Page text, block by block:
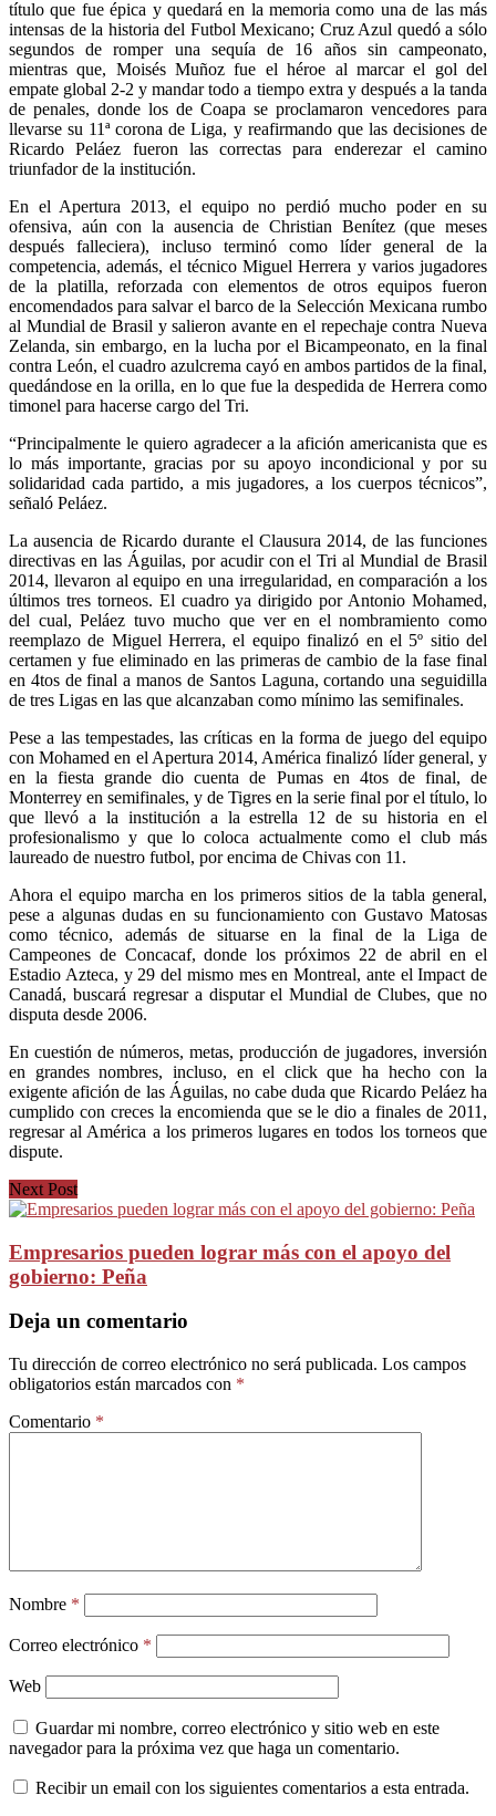
título que fue épica y quedará en la memoria como una de las más
intensas de la historia del Futbol Mexicano; Cruz Azul quedó a sólo
segundos de romper una sequía de 16 años sin campeonato,
mientras que, Moisés Muñoz fue el héroe al marcar el gol del
empate global 2-2 y mandar todo a tiempo extra y después a la tanda
de penales, donde los de Coapa se proclamaron vencedores para
llevarse su 11ª corona de Liga, y reafirmando que las decisiones de
Ricardo Peláez fueron las correctas para enderezar el camino
triunfador de la institución.
En el Apertura 2013, el equipo no perdió mucho poder en su
ofensiva, aún con la ausencia de Christian Benítez (que meses
después falleciera), incluso terminó como líder general de la
competencia, además, el técnico Miguel Herrera y varios jugadores
de la platilla, reforzada con elementos de otros equipos fueron
encomendados para salvar el barco de la Selección Mexicana rumbo
al Mundial de Brasil y salieron avante en el repechaje contra Nueva
Zelanda, sin embargo, en la lucha por el Bicampeonato, en la final
contra León, el cuadro azulcrema cayó en ambos partidos de la final,
quedándose en la orilla, en lo que fue la despedida de Herrera como
timonel para hacerse cargo del Tri.
“Principalmente le quiero agradecer a la afición americanista que es
lo más importante, gracias por su apoyo incondicional y por su
solidaridad cada partido, a mis jugadores, a los cuerpos técnicos”,
señaló Peláez.
La ausencia de Ricardo durante el Clausura 2014, de las funciones
directivas en las Águilas, por acudir con el Tri al Mundial de Brasil
2014, llevaron al equipo en una irregularidad, en comparación a los
últimos tres torneos. El cuadro ya dirigido por Antonio Mohamed,
del cual, Peláez tuvo mucho que ver en el nombramiento como
reemplazo de Miguel Herrera, el equipo finalizó en el 5º sitio del
certamen y fue eliminado en las primeras de cambio de la fase final
en 4tos de final a manos de Santos Laguna, cortando una seguidilla
de tres Ligas en las que alcanzaban como mínimo las semifinales.
Pese a las tempestades, las críticas en la forma de juego del equipo
con Mohamed en el Apertura 2014, América finalizó líder general, y
en la fiesta grande dio cuenta de Pumas en 4tos de final, de
Monterrey en semifinales, y de Tigres en la serie final por el título, lo
que llevó a la institución a la estrella 12 de su historia en el
profesionalismo y que lo coloca actualmente como el club más
laureado de nuestro futbol, por encima de Chivas con 11.
Ahora el equipo marcha en los primeros sitios de la tabla general,
pese a algunas dudas en su funcionamiento con Gustavo Matosas
como técnico, además de situarse en la final de la Liga de
Campeones de Concacaf, donde los próximos 22 de abril en el
Estadio Azteca, y 29 del mismo mes en Montreal, ante el Impact de
Canadá, buscará regresar a disputar el Mundial de Clubes, que no
disputa desde 2006.
En cuestión de números, metas, producción de jugadores, inversión
en grandes nombres, incluso, en el click que ha hecho con la
exigente afición de las Águilas, no cabe duda que Ricardo Peláez ha
cumplido con creces la encomienda que se le dio a finales de 2011,
regresar al América a los primeros lugares en todos los torneos que
dispute.
Next Post
Empresarios pueden lograr más con el apoyo del
gobierno: Peña
Deja un comentario
Tu dirección de correo electrónico no será publicada. Los campos
obligatorios están marcados con *
Comentario *
Nombre *
Correo electrónico *
Web
Guardar mi nombre, correo electrónico y sitio web en este
navegador para la próxima vez que haga un comentario.
Recibir un email con los siguientes comentarios a esta entrada.